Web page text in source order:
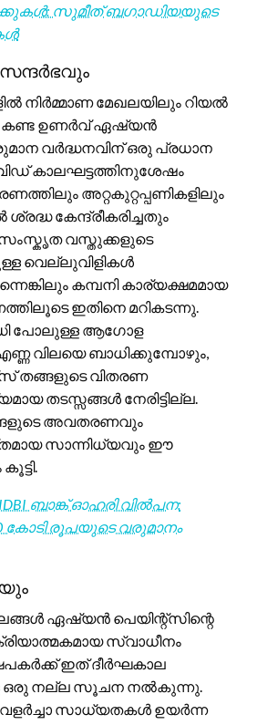
സുമീത് ബഗാഡിയയുടെ
നിർമ്മാണ മേഖലയിലും റിയൽ
കണ്ട ഉണർവ് ഏഷ്യൻ
വർദ്ധനവിന് ഒരു പ്രധാന
കാലഘട്ടത്തിനുശേഷം
അറ്റകുറ്റപ്പണികളിലും
കേന്ദ്രീകരിച്ചതും
വസ്തുക്കളുടെ
വെല്ലുവിളികൾ
കമ്പനി കാര്യക്ഷമമായ
ഇതിനെ മറികടന്നു.
പോലുള്ള ആഗോള
വിലയെ ബാധിക്കുമ്പോഴും,
തങ്ങളുടെ വിതരണ
തടസ്സങ്ങൾ നേരിട്ടില്ല.
അവതരണവും
സാന്നിധ്യവും ഈ
IDBI ബാങ്ക് ഓഹരി വിൽപന:
കോടി രൂപയുടെ വരുമാനം
ഏഷ്യൻ പെയിന്റ്സിന്റെ
സ്വാധീനം
ഇത് ദീർഘകാല
ഒരു നല്ല സൂചന നൽകുന്നു.
വളർച്ചാ സാധ്യതകൾ ഉയർന്ന